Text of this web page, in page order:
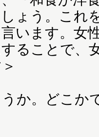
ょう。これ
います。女
ることで、
か。どこか